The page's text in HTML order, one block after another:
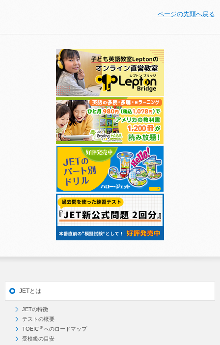
ページの先頭へ戻る
JETとは
JETの特徴
テストの概要
TOEIC ® へのロードマップ
受検級の目安